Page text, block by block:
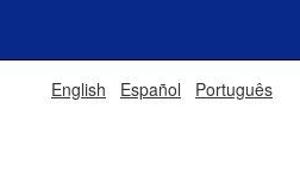
English Español Português